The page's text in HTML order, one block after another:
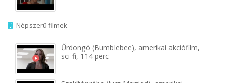
Népszerű filmek
Űrdongó (Bumblebee), amerikai akciófilm,
sci-fi, 114 perc